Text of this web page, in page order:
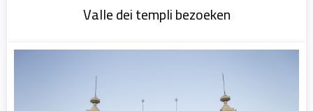
Valle dei templi bezoeken